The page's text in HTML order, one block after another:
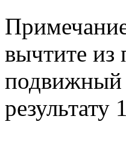
вычтите из
подвижный
результату